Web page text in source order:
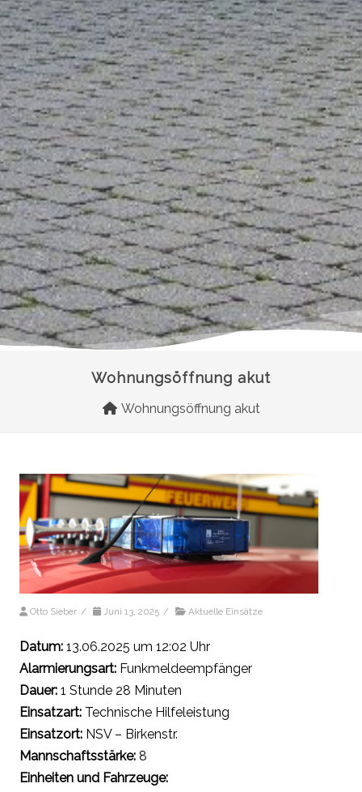
Wohnungsöffnung akut
Wohnungsöffnung akut
Otto Sieber / Juni 13, 2025 / Aktuelle Einsätze
Datum: 13.06.2025 um 12:02 Uhr
Alarmierungsart: Funkmeldeempfänger
Dauer: 1 Stunde 28 Minuten
Einsatzart: Technische Hilfeleistung
Einsatzort: NSV – Birkenstr.
Mannschaftsstärke: 8
Einheiten und Fahrzeuge: